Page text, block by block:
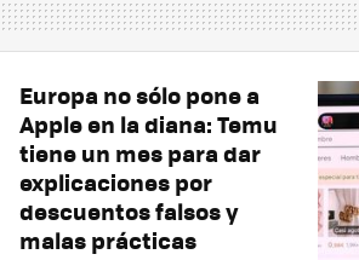
Europa no sólo pone a
Apple en la diana: Temu
tiene un mes para dar
explicaciones por
descuentos falsos y
malas prácticas